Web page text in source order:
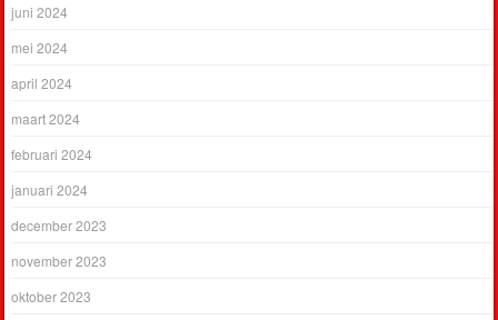
juni 2024
mei 2024
april 2024
maart 2024
februari 2024
januari 2024
december 2023
november 2023
oktober 2023